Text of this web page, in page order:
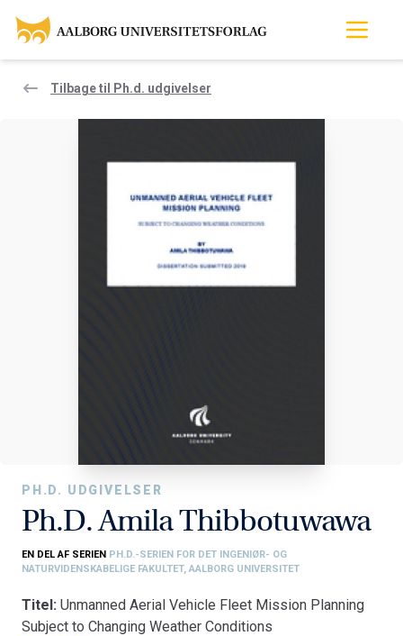
Tilbage til Ph.d. udgivelser
PH.D. UDGIVELSER
Ph.D. Amila Thibbotuwawa
EN DEL AF SERIEN PH.D.-SERIEN FOR DET INGENIØR- OG
NATURVIDENSKABELIGE FAKULTET, AALBORG UNIVERSITET
Titel: Unmanned Aerial Vehicle Fleet Mission Planning
Subject to Changing Weather Conditions